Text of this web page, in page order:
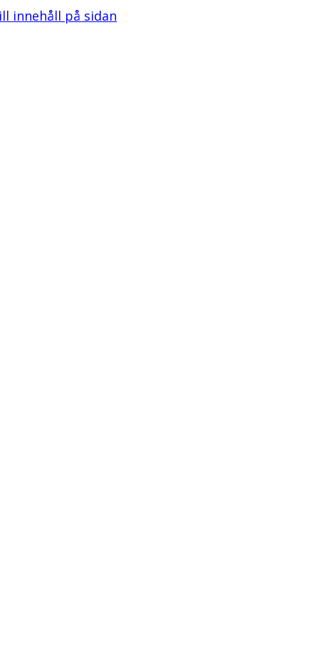
innehåll på sidan